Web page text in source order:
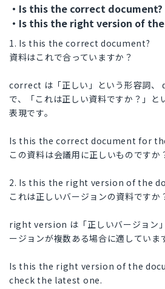
・Is this the correct document?
・Is this the right version of
1. Is this the correct document?
資料はこれで合っていますか？
correct は「正しい」という形容詞、
で、「これは正しい資料ですか？」と
表現です。
Is this the correct document for
この資料は会議用に正しいものですか
2. Is this the right version of the
これは正しいバージョンの資料ですか
right version は「正しいバージョン
ージョンが複数ある場合に適していま
Is this the right version of the
check the latest one.